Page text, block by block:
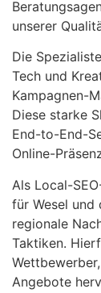
unserer
Die
Tech und
Kampagnen-
Diese starke
End-to-End-
Online-
Als Local-
für Wesel und
regionale
Taktiken.
Angebote